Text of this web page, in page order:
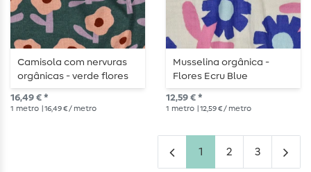
Camisola com nervuras
orgânicas - verde flores
16,49 € *
1 metro | 16,49 € / metro
Musselina orgânica -
Flores Ecru Blue
12,59 € *
1 metro | 12,59 € / metro
1 2 3